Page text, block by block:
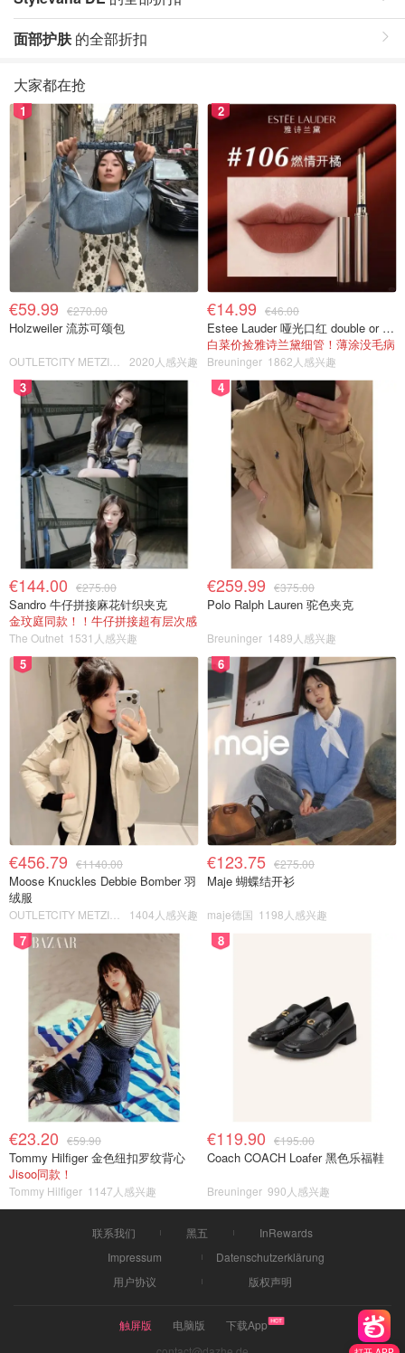
面部护肤的全部折扣
大家都在抢
1
€59.99 €270.00
Holzweiler 流苏可颂包
OUTLETCITY METZINGEN 2020人感兴趣
2
€14.99 €46.00
Estee Lauder 哑光口红 double or nothing色号
白菜价捡雅诗兰黛细管！薄涂没毛病
Breuninger 1862人感兴趣
3
€144.00 €275.00
Sandro 牛仔拼接麻花针织夹克
金玟庭同款！！牛仔拼接超有层次感
The Outnet 1531人感兴趣
4
€259.99 €375.00
Polo Ralph Lauren 驼色夹克
Breuninger 1489人感兴趣
5
€456.79 €1140.00
Moose Knuckles Debbie Bomber 羽
绒服
OUTLETCITY METZINGEN 1404人感兴趣
6
€123.75 €275.00
Maje 蝴蝶结开衫
maje德国 1198人感兴趣
7
€23.20 €59.90
Tommy Hilfiger 金色纽扣罗纹背心
Jisoo同款！
Tommy Hilfiger 1147人感兴趣
8
€119.90 €195.00
Coach COACH Loafer 黑色乐福鞋
Breuninger 990人感兴趣
联系我们 黑五
InRewards
Impressum
Datenschutzerklärung
用户协议
版权声明
触屏版 电脑版
下载App